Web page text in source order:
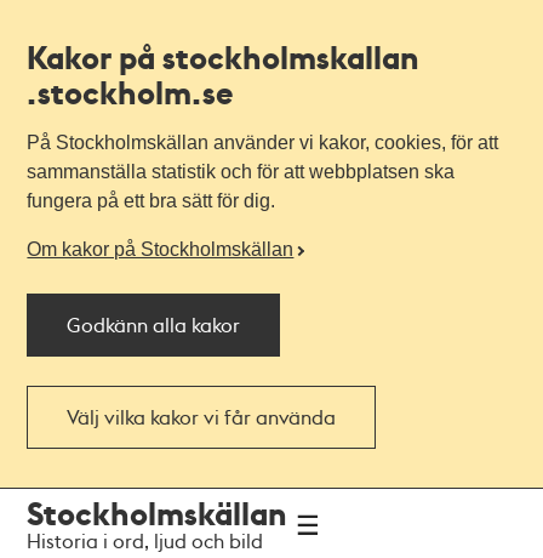
Kakor på stockholmskallan
.stockholm.se
På Stockholmskällan använder vi kakor, cookies, för att
sammanställa statistik och för att webbplatsen ska
fungera på ett bra sätt för dig.
Om kakor på Stockholmskällan
Godkänn alla kakor
Välj vilka kakor vi får använda
navigationen
huvudinnehållet
Stockholmskällan
Historia i ord, ljud och bild